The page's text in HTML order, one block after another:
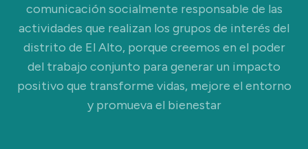
comunicación socialmente responsable de las
actividades que realizan los grupos de interés del
distrito de El Alto, porque creemos en el poder
del trabajo conjunto para generar un impacto
positivo que transforme vidas, mejore el entorno
y promueva el bienestar